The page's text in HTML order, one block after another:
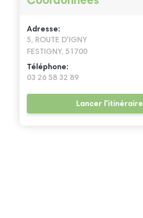
Adresse:
5, ROUTE D'IGNY
FESTIGNY, 51700
Téléphone:
03 26 58 32 89
Lancer l'itinéraire